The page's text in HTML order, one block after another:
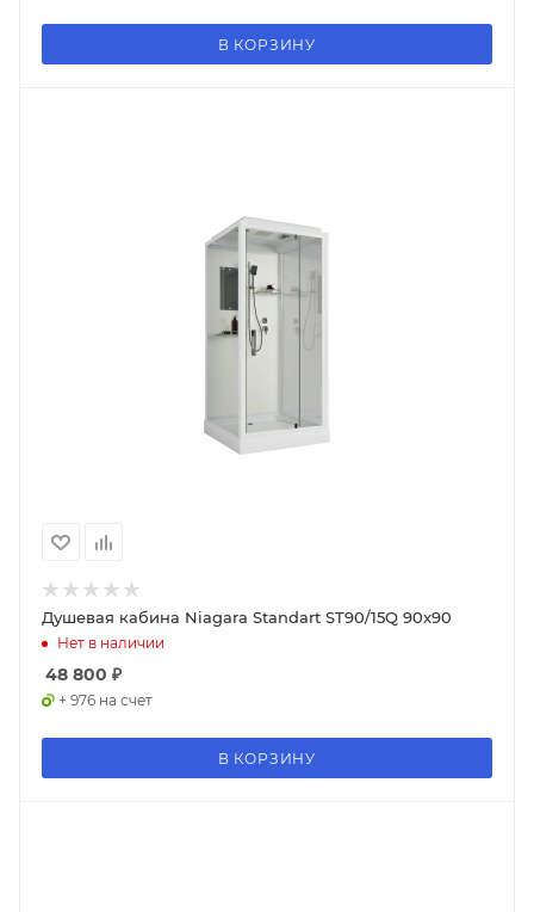
В КОРЗИНУ
Душевая кабина Niagara Standart ST90/15Q 90x90
Нет в наличии
48 800 ₽
+ 976 на счет
В КОРЗИНУ